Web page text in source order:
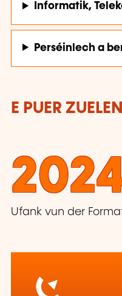
Informatik,
Perséinlech a
E PUER ZUELEN
Ufank vun der